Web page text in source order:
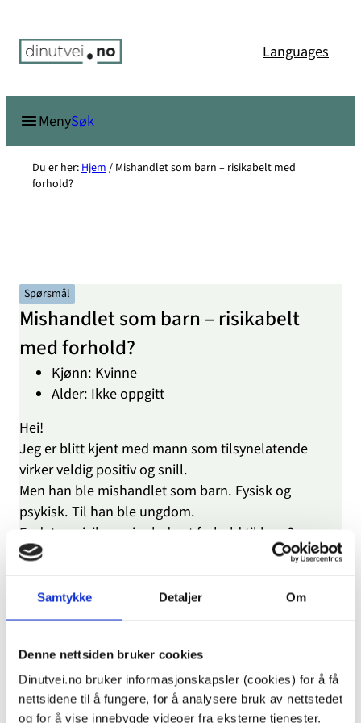
Samtykke Detaljer Om
Denne nettsiden bruker cookies
Dinutvei.no bruker informasjonskapsler (cookies) for å få
nettsidene til å fungere, for å analysere bruk av nettstedet
og for å vise innebygde videoer fra eksterne tjenester.
innhold
Languages
MenySøk
Du er her: Hjem / Mishandlet som barn – risikabelt med
forhold?
Spørsmål
Mishandlet som barn – risikabelt
med forhold?
Kjønn: Kvinne
Alder: Ikke oppgitt
Hei!
Jeg er blitt kjent med mann som tilsynelatende
virker veldig positiv og snill.
Men han ble mishandlet som barn. Fysisk og
psykisk. Til han ble ungdom.
Er det en risiko og innlede et forhold til ham?
Besvart: 04.06.2026, kl. 10:47
dinutvei.no
De aller fleste som blir utsatt for vold i
barndommen, bruker ikke vold mot andre som
voksne.